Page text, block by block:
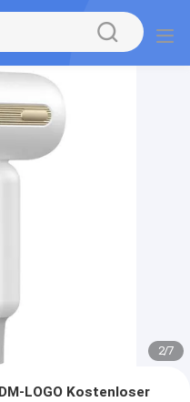
2/7
LOGO Kostenloser